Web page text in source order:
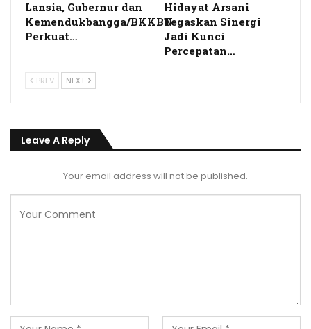
Lansia, Gubernur dan
Kemendukbangga/BKKBN
Perkuat…
Hidayat Arsani
Tegaskan Sinergi
Jadi Kunci
Percepatan…
PREV NEXT
Leave A Reply
Your email address will not be published.